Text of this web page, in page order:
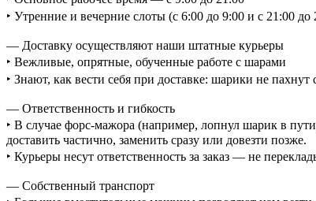
‣ Утренние и вечерние слоты (с 6:00 до 9:00 и с 21:00
— Доставку осуществляют наши штатные курьеры
‣ Вежливые, опрятные, обученные работе с шарами
‣ Знают, как вести себя при доставке: шарики не
— Ответственность и гибкость
‣ В случае форс-мажора (например, лопнул шарик в
доставить частично, заменить сразу или довезти позже.
‣ Курьеры несут ответственность за заказ — не
— Собственный транспорт